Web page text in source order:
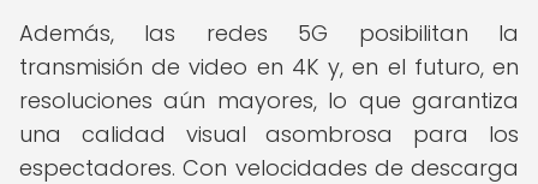
Además, las redes 5G posibilitan la
transmisión de video en 4K y, en el futuro, en
resoluciones aún mayores, lo que garantiza
una calidad visual asombrosa para los
espectadores. Con velocidades de descarga